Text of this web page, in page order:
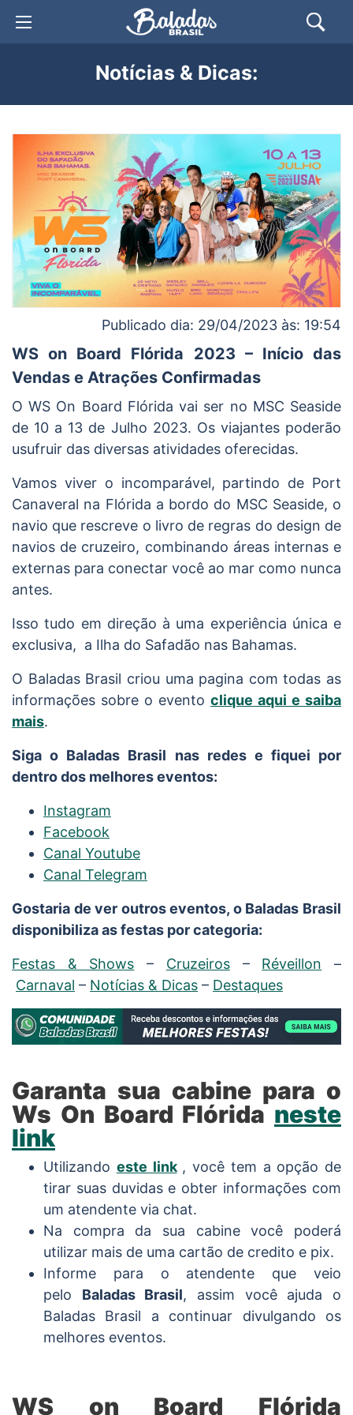
Notícias & Dicas:
Publicado dia: 29/04/2023 às: 19:54
WS on Board Flórida 2023 – Início das
Vendas e Atrações Confirmadas
O WS On Board Flórida vai ser no MSC Seaside
de 10 a 13 de Julho 2023. Os viajantes poderão
usufruir das diversas atividades oferecidas.
Vamos viver o incomparável, partindo de Port
Canaveral na Flórida a bordo do MSC Seaside, o
navio que rescreve o livro de regras do design de
navios de cruzeiro, combinando áreas internas e
externas para conectar você ao mar como nunca
antes.
Isso tudo em direção à uma experiência única e
exclusiva, a Ilha do Safadão nas Bahamas.
O Baladas Brasil criou uma pagina com todas as
informações sobre o evento clique aqui e saiba
mais.
Siga o Baladas Brasil nas redes e fiquei por
dentro dos melhores eventos:
Instagram
Facebook
Canal Youtube
Canal Telegram
Gostaria de ver outros eventos, o Baladas Brasil
disponibiliza as festas por categoria:
Festas & Shows – Cruzeiros– Réveillon –
Carnaval – Notícias & Dicas – Destaques
Garanta sua cabine para o
Ws On Board Flórida neste
link
Utilizando este link , você tem a opção de
tirar suas duvidas e obter informações com
um atendente via chat.
Na compra da sua cabine você poderá
utilizar mais de uma cartão de credito e pix.
Informe para o atendente que veio
pelo Baladas Brasil, assim você ajuda o
Baladas Brasil a continuar divulgando os
melhores eventos.
WS on Board Flórida